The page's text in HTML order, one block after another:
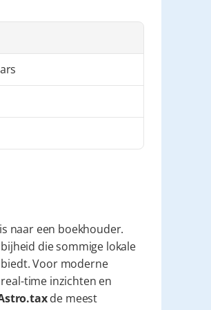
naar een boekhouder.
die sommige lokale
Voor moderne
time inzichten en
de meest